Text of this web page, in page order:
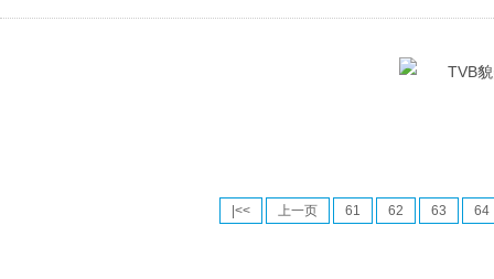
|<< 上一页 61 62 63 64